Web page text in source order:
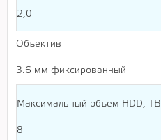
2,0
Объектив
3.6 мм фиксированный
Максимальный объем HDD, TB
8